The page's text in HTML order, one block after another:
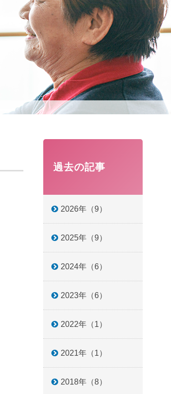
過去の記事
2026年（9）
2025年（9）
2024年（6）
2023年（6）
2022年（1）
2021年（1）
2018年（8）